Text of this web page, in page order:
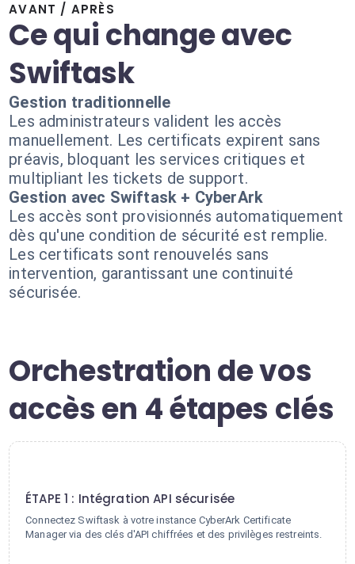
AVANT / APRÈS
Ce qui change avec
Swiftask
Gestion traditionnelle
Les administrateurs valident les accès
manuellement. Les certificats expirent sans
préavis, bloquant les services critiques et
multipliant les tickets de support.
Gestion avec Swiftask + CyberArk
Les accès sont provisionnés automatiquement
dès qu'une condition de sécurité est remplie.
Les certificats sont renouvelés sans
intervention, garantissant une continuité
sécurisée.
Orchestration de vos
accès en 4 étapes clés
ÉTAPE 1 : Intégration API sécurisée
Connectez Swiftask à votre instance CyberArk Certificate
Manager via des clés d'API chiffrées et des privilèges restreints.